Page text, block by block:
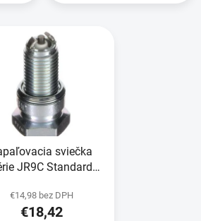
sviečka
JR9C Standard
€14,98 bez DPH
€18,42